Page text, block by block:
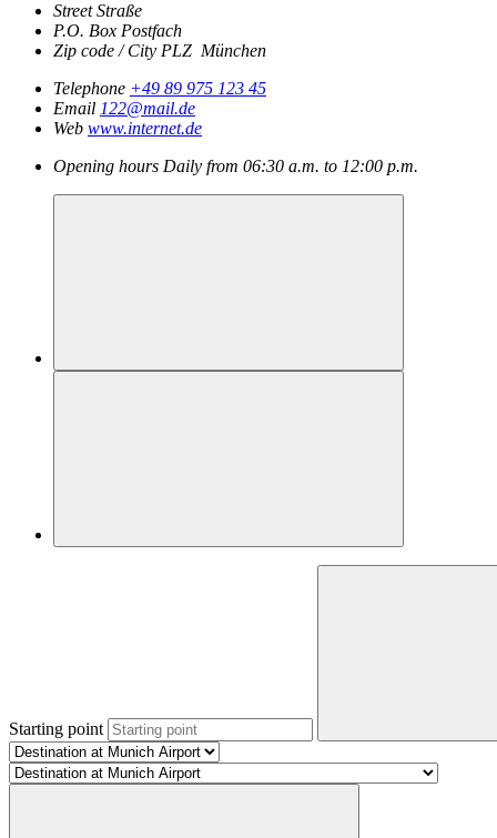
Street Straße
P.O. Box Postfach
Zip code / City PLZ München
Telephone +49 89 975 123 45
Email 122@mail.de
Web www.internet.de
Opening hours Daily from 06:30 a.m. to 12:00 p.m.
Starting point